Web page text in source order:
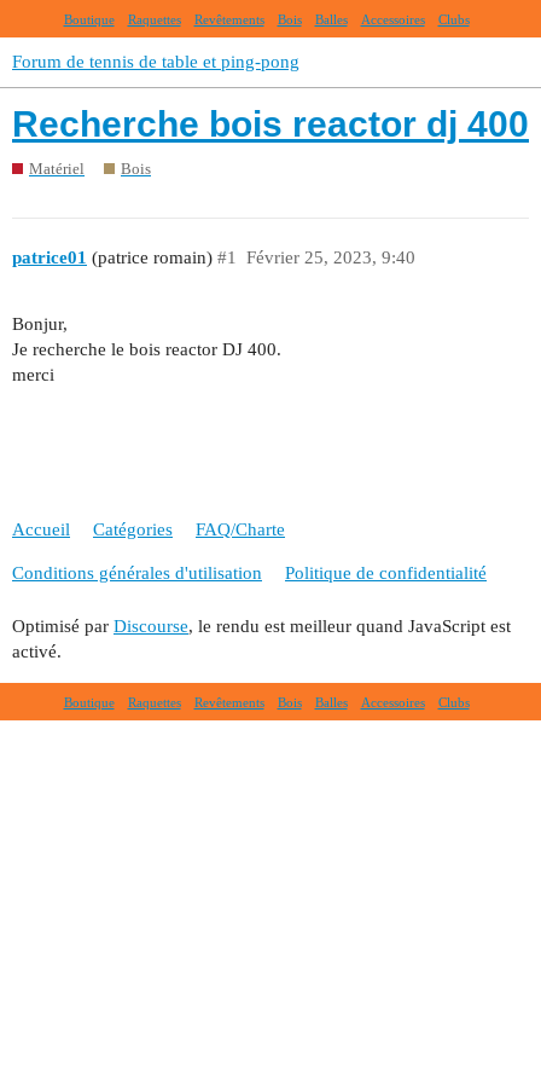
Boutique Raquettes Revêtements Bois Balles Accessoires Clubs
Forum de tennis de table et ping-pong
Recherche bois reactor dj 400
Matériel Bois
patrice01 (patrice romain) Février 25, 2023, 9:40
#1
Bonjur,
Je recherche le bois reactor DJ 400.
merci
Accueil Catégories FAQ/Charte
Conditions générales d'utilisation Politique de confidentialité
Optimisé par Discourse, le rendu est meilleur quand JavaScript est
activé.
Boutique Raquettes Revêtements Bois Balles Accessoires Clubs